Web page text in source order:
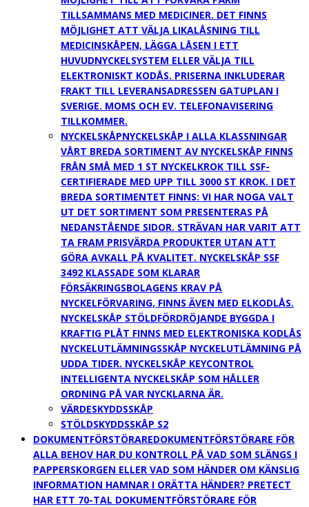
TILLSAMMANS MED MEDICINER. DET FINNS
MÖJLIGHET ATT VÄLJA LIKALÅSNING TILL
MEDICINSKÅPEN, LÄGGA LÅSEN I ETT
HUVUDNYCKELSYSTEM ELLER VÄLJA TILL
ELEKTRONISKT KODÅS. PRISERNA INKLUDERAR
FRAKT TILL LEVERANSADRESSEN GATUPLAN I
SVERIGE. MOMS OCH EV. TELEFONAVISERING
TILLKOMMER.
NYCKELSKÅPNYCKELSKÅP I ALLA KLASSNINGAR
VÅRT BREDA SORTIMENT AV NYCKELSKÅP FINNS
FRÅN SMÅ MED 1 ST NYCKELKROK TILL SSF-
CERTIFIERADE MED UPP TILL 3000 ST KROK. I DET
BREDA SORTIMENTET FINNS: VI HAR NOGA VALT
UT DET SORTIMENT SOM PRESENTERAS PÅ
NEDANSTÅENDE SIDOR. STRÄVAN HAR VARIT ATT
TA FRAM PRISVÄRDA PRODUKTER UTAN ATT
GÖRA AVKALL PÅ KVALITET. NYCKELSKÅP SSF
3492 KLASSADE SOM KLARAR
FÖRSÄKRINGSBOLAGENS KRAV PÅ
NYCKELFÖRVARING, FINNS ÄVEN MED ELKODLÅS.
NYCKELSKÅP STÖLDFÖRDRÖJANDE BYGGDA I
KRAFTIG PLÅT FINNS MED ELEKTRONISKA KODLÅS
NYCKELUTLÄMNINGSSKÅP NYCKELUTLÄMNING PÅ
UDDA TIDER. NYCKELSKÅP KEYCONTROL
INTELLIGENTA NYCKELSKÅP SOM HÅLLER
ORDNING PÅ VAR NYCKLARNA ÄR.
VÄRDESKYDDSSKÅP
STÖLDSKYDDSSKÅP S2
DOKUMENTFÖRSTÖRAREDOKUMENTFÖRSTÖRARE FÖR
ALLA BEHOV HAR DU KONTROLL PÅ VAD SOM SLÄNGS I
PAPPERSKORGEN ELLER VAD SOM HÄNDER OM KÄNSLIG
INFORMATION HAMNAR I ORÄTTA HÄNDER? PRETECT
HAR ETT 70-TAL DOKUMENTFÖRSTÖRARE FÖR